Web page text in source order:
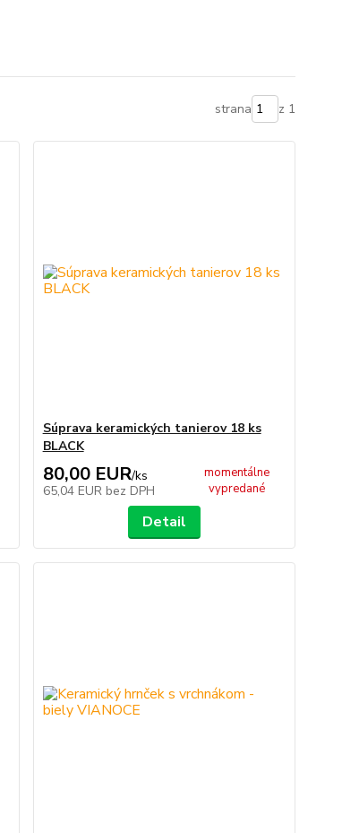
strana z 1
Súprava keramických tanierov 18 ks
BLACK
80,00 EUR/ks
65,04 EUR bez DPH
momentálne
vypredané
Detail